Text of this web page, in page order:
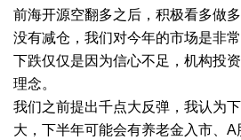
前海开源空翻多之后，积极看多做
没有减仓，我们对今年的市场是非
下跌仅仅是因为信心不足，机构投
理念。
我们之前提出千点大反弹，我认为
大，下半年可能会有养老金入市、A